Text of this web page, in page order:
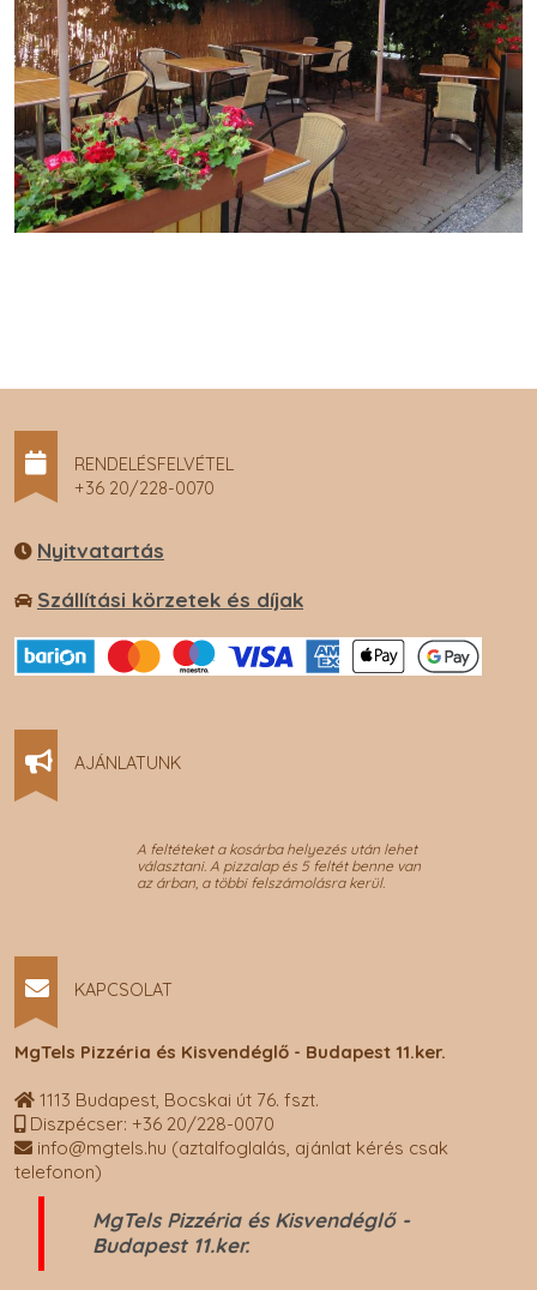
RENDELÉSFELVÉTEL
+36 20/228-0070
Nyitvatartás
Szállítási körzetek és díjak
AJÁNLATUNK
A feltéteket a kosárba helyezés után lehet
választani. A pizzalap és 5 feltét benne van
az árban, a többi felszámolásra kerül.
KAPCSOLAT
MgTels Pizzéria és Kisvendéglő - Budapest 11.ker.
1113 Budapest, Bocskai út 76. fszt.
Diszpécser: +36 20/228-0070
info@mgtels.hu (aztalfoglalás, ajánlat kérés csak
telefonon)
MgTels Pizzéria és Kisvendéglő -
Budapest 11.ker.